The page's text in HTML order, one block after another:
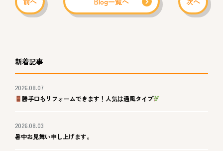
新着記事
2026.08.07
勝手口もリフォームできます！人気は通風タイプ
2026.08.03
暑中お見舞い申し上げます。